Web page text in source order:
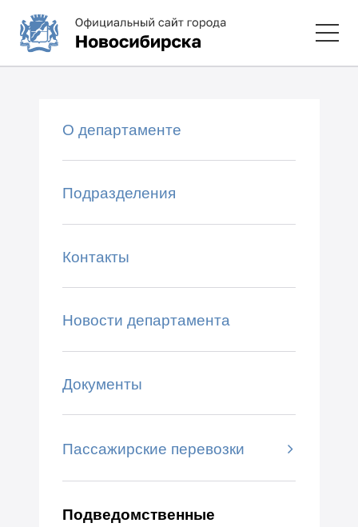
О департаменте
Подразделения
Контакты
Новости департамента
Документы
Пассажирские перевозки
Подведомственные